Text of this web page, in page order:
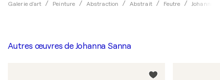
Galerie d'art Peinture Abstraction Abstrait Feutre Johanna
Autres œuvres de Johanna Sanna